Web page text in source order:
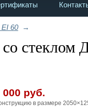
60→
со
000 руб.
в размере